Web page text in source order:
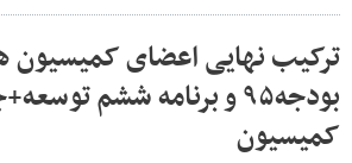
ترکیب نهایی اعضای کمیسیون
بودجه۹۵ و برنامه ششم
کمیسیون